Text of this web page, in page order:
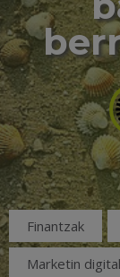
Finantzak
Marketin